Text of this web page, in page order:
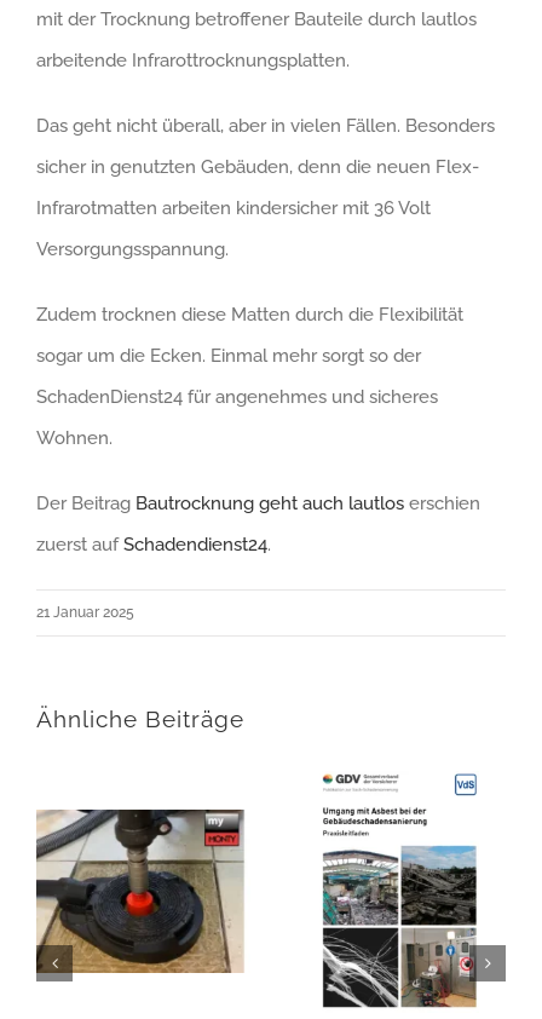
mit der Trocknung betroffener Bauteile durch lautlos
arbeitende Infrarottrocknungsplatten.
Das geht nicht überall, aber in vielen Fällen. Besonders
sicher in genutzten Gebäuden, denn die neuen Flex-
Infrarotmatten arbeiten kindersicher mit 36 Volt
Versorgungsspannung.
Zudem trocknen diese Matten durch die Flexibilität
sogar um die Ecken. Einmal mehr sorgt so der
SchadenDienst24 für angenehmes und sicheres
Wohnen.
Der Beitrag Bautrocknung geht auch lautlos erschien
zuerst aufSchadendienst24.
21 Januar 2025
Ähnliche Beiträge